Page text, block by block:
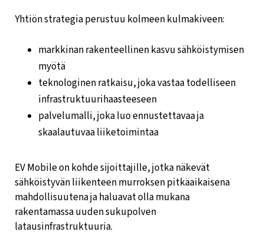
Yhtiön strategia perustuu kolmeen kulmakiveen:
markkinan rakenteellinen kasvu sähköistymisen
myötä
teknologinen ratkaisu, joka vastaa todelliseen
infrastruktuurihaasteeseen
palvelumalli, joka luo ennustettavaa ja
skaalautuvaa liiketoimintaa
EV Mobile on kohde sijoittajille, jotka näkevät
sähköistyvän liikenteen murroksen pitkäaikaisena
mahdollisuutena ja haluavat olla mukana
rakentamassa uuden sukupolven
latausinfrastruktuuria.